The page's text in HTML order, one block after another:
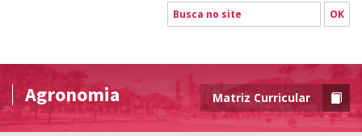
Agronomia Matriz Curricular